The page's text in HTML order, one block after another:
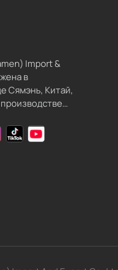
Import &
в
Сямэнь, Китай,